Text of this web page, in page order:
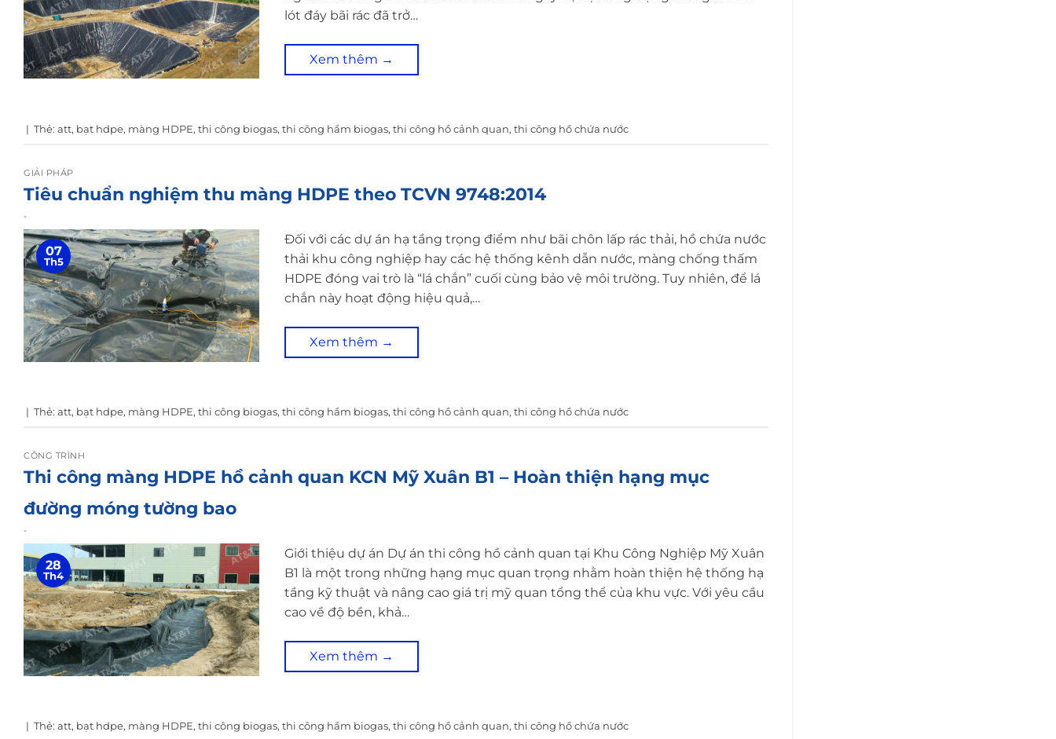
lót đáy bãi rác đã trở…
Xem thêm →
| Thẻ: att, bạt hdpe, màng HDPE, thi công biogas, thi công hầm biogas, thi công hồ cảnh quan, thi công hồ chứa nước
GIẢI PHÁP
Tiêu chuẩn nghiệm thu màng HDPE theo TCVN 9748:2014
-
07
Th5
Đối với các dự án hạ tầng trọng điểm như bãi chôn lấp rác thải, hồ chứa nước
thải khu công nghiệp hay các hệ thống kênh dẫn nước, màng chống thấm
HDPE đóng vai trò là “lá chắn” cuối cùng bảo vệ môi trường. Tuy nhiên, để lá
chắn này hoạt động hiệu quả,…
Xem thêm →
| Thẻ: att, bạt hdpe, màng HDPE, thi công biogas, thi công hầm biogas, thi công hồ cảnh quan, thi công hồ chứa nước
CÔNG TRÌNH
Thi công màng HDPE hồ cảnh quan KCN Mỹ Xuân B1 – Hoàn thiện hạng mục
đường móng tường bao
-
28
Th4
Giới thiệu dự án Dự án thi công hồ cảnh quan tại Khu Công Nghiệp Mỹ Xuân
B1 là một trong những hạng mục quan trọng nhằm hoàn thiện hệ thống hạ
tầng kỹ thuật và nâng cao giá trị mỹ quan tổng thể của khu vực. Với yêu cầu
cao về độ bền, khả…
Xem thêm →
| Thẻ: att, bạt hdpe, màng HDPE, thi công biogas, thi công hầm biogas, thi công hồ cảnh quan, thi công hồ chứa nước